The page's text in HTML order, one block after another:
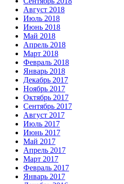
Август 2018
Июль 2018
Июнь 2018
Май 2018
Апрель 2018
Март 2018
Февраль 2018
Январь 2018
Декабрь 2017
Ноябрь 2017
Октябрь 2017
Сентябрь 2017
Август 2017
Июль 2017
Июнь 2017
Май 2017
Апрель 2017
Март 2017
Февраль 2017
Январь 2017